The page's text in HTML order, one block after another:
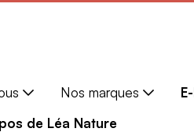
Nos marques
de Léa Nature